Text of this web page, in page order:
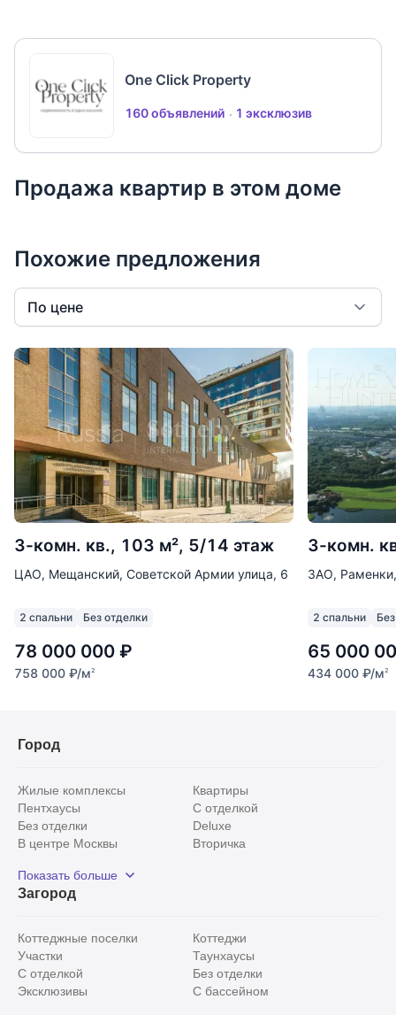
One Click Property
160 объявлений 1 эксклюзив
Продажа квартир в этом доме
Похожие предложения
По цене
3-комн. кв., 103 м², 5/14 этаж
ЦАО, Мещанский, Советской Армии улица, 6
2 спальни Без отделки
78 000 000 ₽
758 000 ₽/м2
3-комн.
ЗАО,
2 спальни
65 000
434 000 ₽/м2
Город
Жилые комплексы
Квартиры
Пентхаусы
С отделкой
Без отделки
Deluxe
В центре Москвы
Вторичка
Рядом с парком
С панорамными окнами
Показать больше
Загород
Коттеджные поселки
Коттеджи
Участки
Таунхаусы
С отделкой
Без отделки
Эксклюзивы
С бассейном